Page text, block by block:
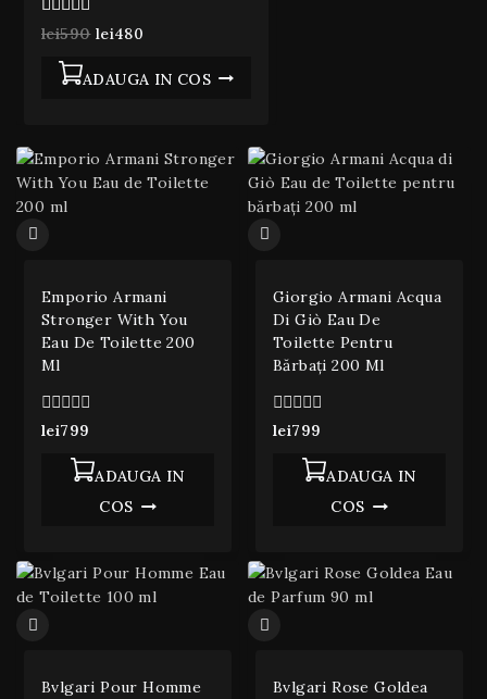
5.00
lei590 lei480
ADAUGA IN COS
Emporio Armani
Stronger With You
Eau De Toilette 200
Ml
0
lei799
ADAUGA IN
COS
Giorgio Armani Acqua
Di Giò Eau De
Toilette Pentru
Bărbați 200 Ml
0
lei799
ADAUGA IN
COS
Bvlgari Pour Homme
Bvlgari Rose Goldea